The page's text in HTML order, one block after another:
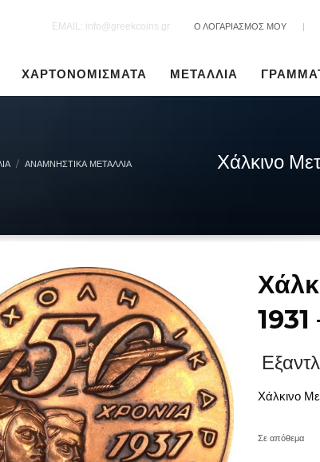
EMAIL: info@greekcoins.gr Ο ΛΟΓΑΡΙΑΣΜΟΣ ΜΟΥ |
ΧΑΡΤΟΝΟΜΙΣΜΑΤΑ ΜΕΤΑΛΛΙΑ
ΑΝΑΜΝΗΣΤΙΚΆ ΜΕΤΆΛΛΙΑ
Χάλκινο
1931
Χάλκινο
Σε απόθεμα